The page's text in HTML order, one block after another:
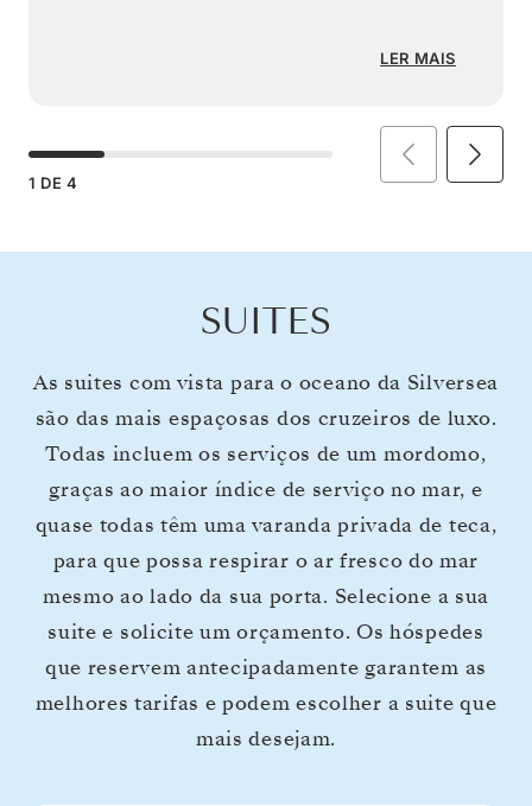
LER MAIS
1 DE 4
SUITES
As suites com vista para o oceano da Silversea
são das mais espaçosas dos cruzeiros de luxo.
Todas incluem os serviços de um mordomo,
graças ao maior índice de serviço no mar, e
quase todas têm uma varanda privada de teca,
para que possa respirar o ar fresco do mar
mesmo ao lado da sua porta. Selecione a sua
suite e solicite um orçamento. Os hóspedes
que reservem antecipadamente garantem as
melhores tarifas e podem escolher a suite que
mais desejam.